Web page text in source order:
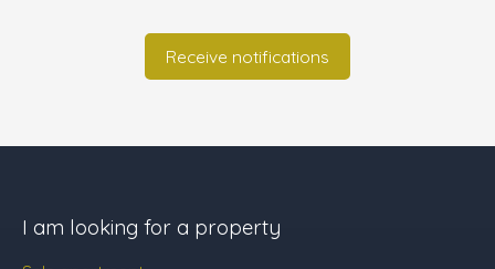
Receive notifications
I am looking for a property